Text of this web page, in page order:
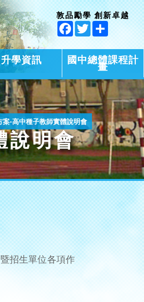
敦品勵學 創新卓越
Facebook
Twitter
升學資訊 國中總體課程計
畫
-高中種子教師實體說明會
說明會
招生單位各項作